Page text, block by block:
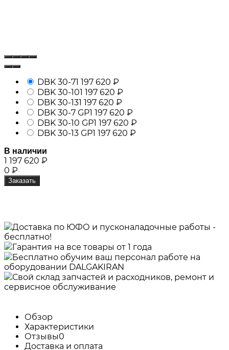
DBK 30-71 197 620 ₽
DBK 30-101 197 620 ₽
DBK 30-131 197 620 ₽
DBK 30-7 GP1 197 620 ₽
DBK 30-10 GP1 197 620 ₽
DBK 30-13 GP1 197 620 ₽
В наличии
1 197 620 ₽
0 ₽
Заказать
Доставка по ЮФО и пусконаладочные работы -
бесплатно!
Гарантия на все товары от 1 года
Бесплатно обучим ваш персонал работе на
оборудовании DALGAKIRAN
Свой склад запчастей и расходников, ремонт и
сервисное обслуживание
Обзор
Характеристики
Отзывы0
Доставка и оплата